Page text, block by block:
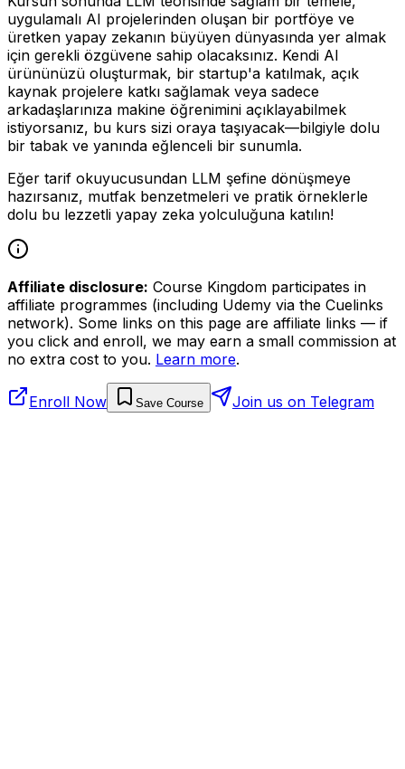
uygulamalı AI projelerinden oluşan bir portföye ve
üretken yapay zekanın büyüyen dünyasında yer almak
için gerekli özgüvene sahip olacaksınız. Kendi AI
ürününüzü oluşturmak, bir startup'a katılmak, açık
kaynak projelere katkı sağlamak veya sadece
arkadaşlarınıza makine öğrenimini açıklayabilmek
istiyorsanız, bu kurs sizi oraya taşıyacak—bilgiyle dolu
bir tabak ve yanında eğlenceli bir sunumla.
Eğer tarif okuyucusundan LLM şefine dönüşmeye
hazırsanız, mutfak benzetmeleri ve pratik örneklerle
dolu bu lezzetli yapay zeka yolculuğuna katılın!
Affiliate disclosure: Course Kingdom participates in
affiliate programmes (including Udemy via the Cuelinks
network). Some links on this page are affiliate links — if
you click and enroll, we may earn a small commission at
no extra cost to you. Learn more.
Enroll Now Save Course Join us on Telegram